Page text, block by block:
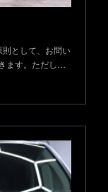
として、お問い
ます。ただし…